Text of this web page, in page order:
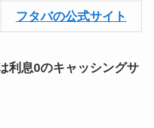
フタバの公式サイト
利息0のキャッシングサ